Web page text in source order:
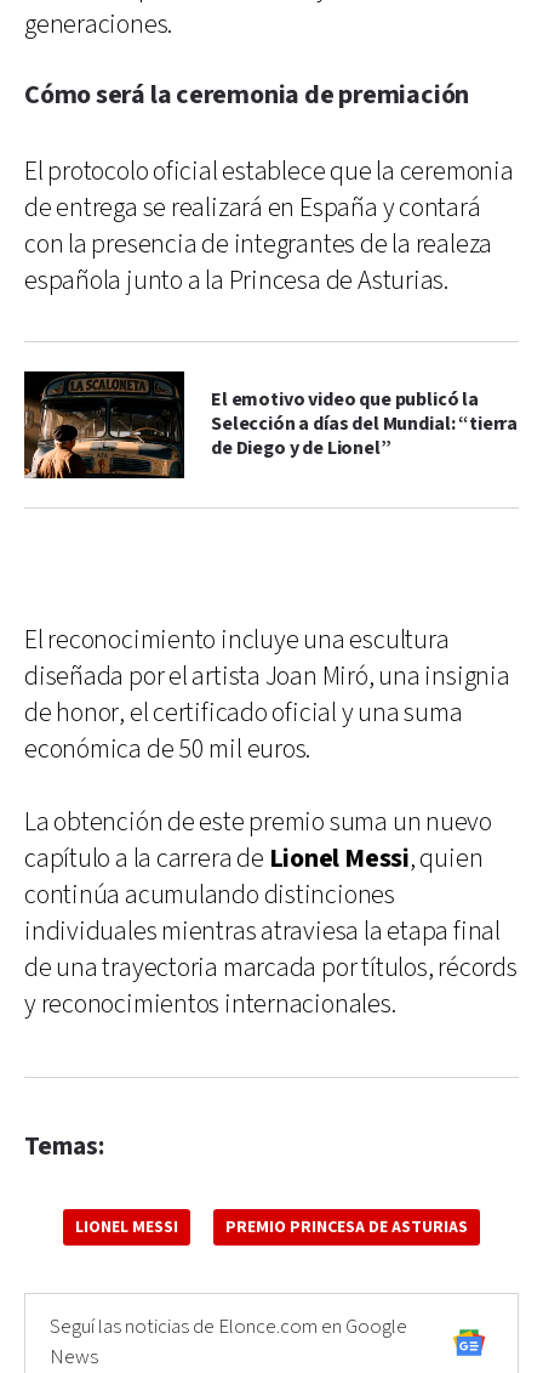
generaciones.
Cómo será la ceremonia de premiación
El protocolo oficial establece que la ceremonia
de entrega se realizará en España y contará
con la presencia de integrantes de la realeza
española junto a la Princesa de Asturias.
El emotivo video que publicó la
Selección a días del Mundial: “tierra
de Diego y de Lionel”
El reconocimiento incluye una escultura
diseñada por el artista Joan Miró, una insignia
de honor, el certificado oficial y una suma
económica de 50 mil euros.
La obtención de este premio suma un nuevo
capítulo a la carrera de Lionel Messi, quien
continúa acumulando distinciones
individuales mientras atraviesa la etapa final
de una trayectoria marcada por títulos, récords
y reconocimientos internacionales.
Temas:
LIONEL MESSI PREMIO PRINCESA DE ASTURIAS
Seguí las noticias de Elonce.com en Google
News